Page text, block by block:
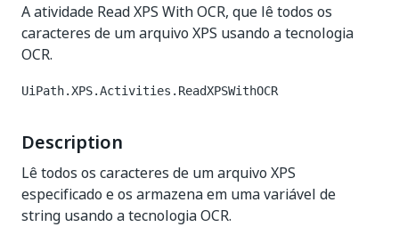
A atividade Read XPS With OCR, que lê todos os
caracteres de um arquivo XPS usando a tecnologia
OCR.
UiPath.XPS.Activities.ReadXPSWithOCR
Description
Lê todos os caracteres de um arquivo XPS
especificado e os armazena em uma variável de
string usando a tecnologia OCR.